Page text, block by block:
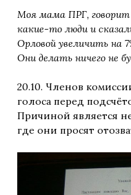
Моя мама ПРГ, говорит
какие-то люди и
Орловой увеличить на
Они делать ничего не
20.10. Членов
голоса перед
Причиной является
где они просят